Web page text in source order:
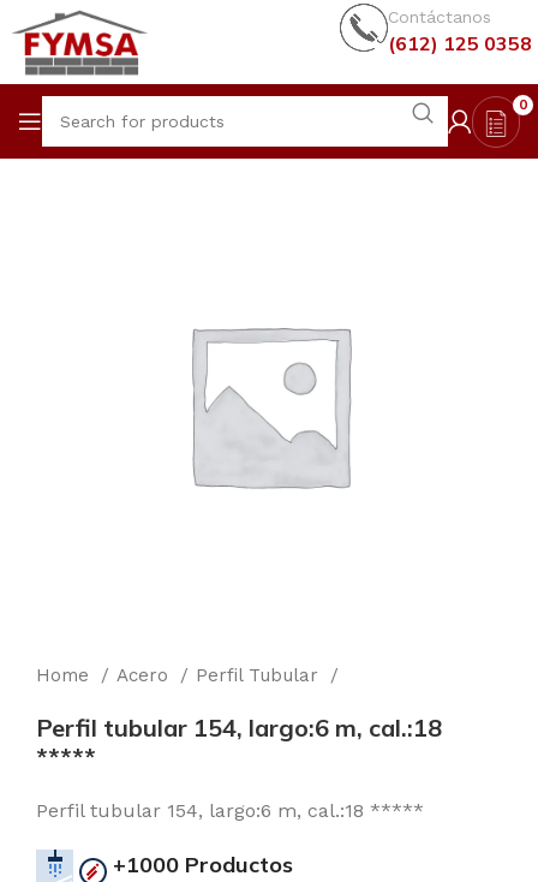
Contáctanos
(612) 125 0358
0
Home Acero Perfil Tubular
Perfil tubular 154, largo:6 m, cal.:18
*****
Perfil tubular 154, largo:6 m, cal.:18 *****
+1000 Productos